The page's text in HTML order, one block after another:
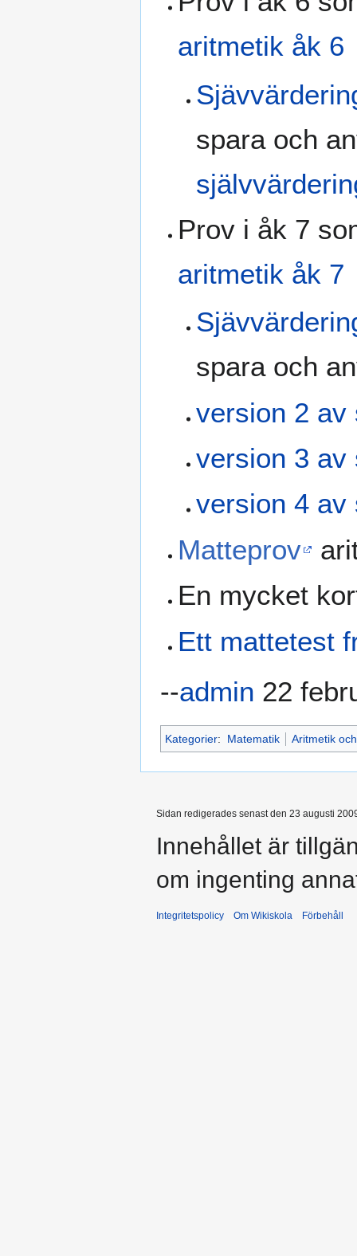
aritmetik åk 6
spara och
Prov i åk 7
aritmetik åk 7
spara och
version 2 av
version 3 av
version 4 av
Matteprov
En mycket
Ett mattetest
--admin 22
Kategorier: Matematik Aritmetik
Sidan redigerades senast den 23 augusti
Innehållet är
om ingenting
Integritetspolicy Om Wikiskola Förbehåll